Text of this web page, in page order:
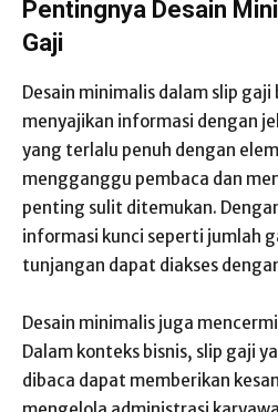
Pentingnya Desain
Gaji
Desain minimalis dalam slip
menyajikan informasi dengan
yang terlalu penuh dengan
mengganggu pembaca dan
penting sulit ditemukan.
informasi kunci seperti jumlah
tunjangan dapat diakses
Desain minimalis juga
Dalam konteks bisnis, slip gaji
dibaca dapat memberikan